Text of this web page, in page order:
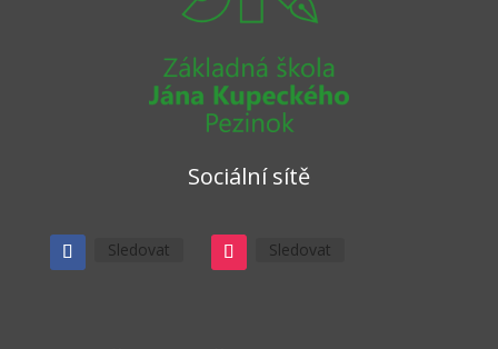
Sociální sítě
Sledovat Sledovat